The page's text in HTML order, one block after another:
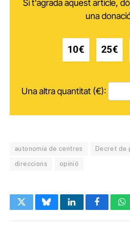
Si t'agrada aquest article,
una
10€ 25€
Una altra quantitat (€):
autonomia de centres Decret de
direccions opinió
TwitterBlueskyLinkedInFacebook